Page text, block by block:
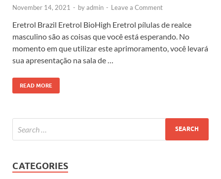
November 14, 2021 - byadmin - Leave a Comment
Eretrol Brazil Eretrol BioHigh Eretrol pílulas de realce
masculino são as coisas que você está esperando. No
momento em que utilizar este aprimoramento, você levará
sua apresentação na sala de …
READ MORE
CATEGORIES